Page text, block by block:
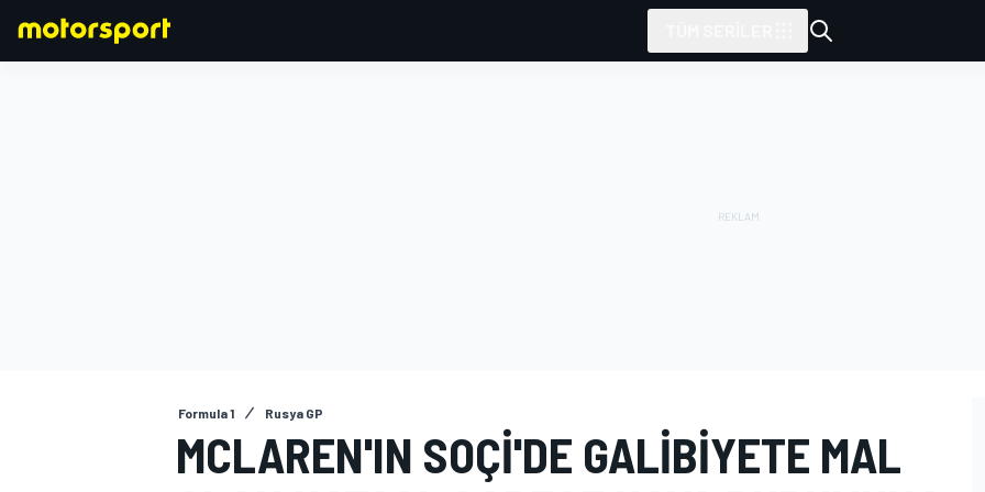
Formula 1 Rusya GP
MCLAREN'IN SOÇI'DE GALIBIYETE MAL